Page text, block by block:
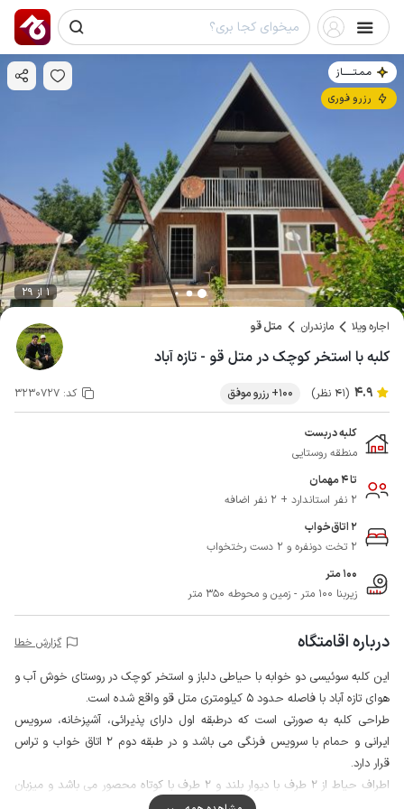
مـمـتــــــاز
رزرو فوری
1 از 29
اجاره ویلا مازندران متل قو
کلبه با استخر کوچک در متل قو - تازه آباد
4.9 (41 نظر) 100+ رزرو موفق کد: 3230727
کلبه دربست
منطقه روستایی
تا 4 مهمان
2 نفر استاندارد + 2 نفر اضافه
2 اتاق‌خواب
2 تخت دونفره و 2 دست رختخواب
100 متر
زیربنا 100 متر - زمین و محوطه 350 متر
درباره اقامتگاه گزارش خطا
این کلبه سوئیسی دو خوابه با حیاطی دلباز و استخر کوچک در روستای خوش آب و
هوای تازه آباد با فاصله حدود 5 کیلومتری متل قو واقع شده است.
طراحی کلبه به صورتی است که درطبقه اول دارای پذیرائی، آشپزخانه، سرویس
ایرانی و حمام با سرویس فرنگی می باشد و در طبقه دوم 2 اتاق خواب و تراس
قرار دارد.
اطراف حیاط از 2 طرف با دیوار بلند و 2 طرف با کوتاه محصور می باشد و میزبان